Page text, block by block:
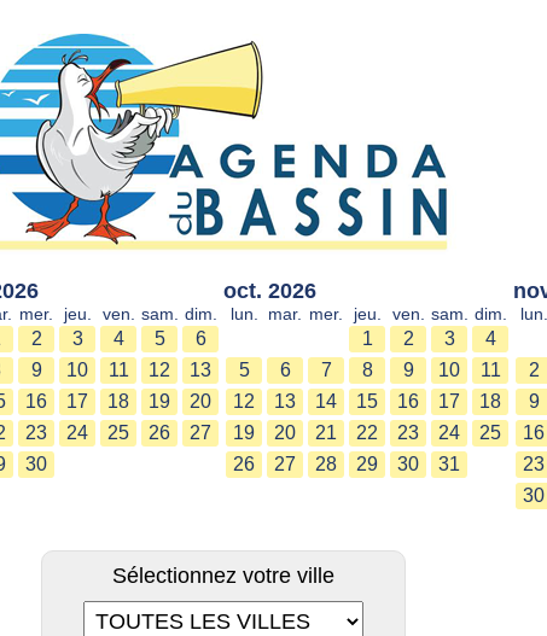
mer. jeu. ven. sam. dim.
2 3 4 5
6
9 10 11 12
13
16 17 18 19
20
23 24 25 26
27
30
oct. 2026
lun. mar. mer. jeu. ven. sam. dim.
1 2 3
4
5
6 7 8 9 10
11
12
13 14 15 16 17
18
19
20 21 22 23 24
25
26
27 28 29 30 31
lun.
2
9
16
23
30
Sélectionnez votre ville